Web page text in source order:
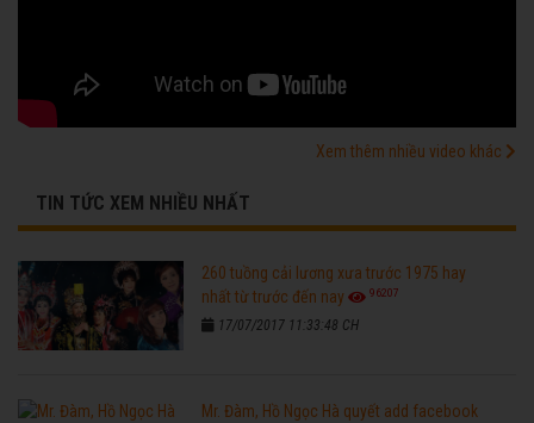
Xem thêm nhiều video khác
TIN TỨC XEM NHIỀU NHẤT
260 tuồng cải lương xưa trước 1975 hay
nhất từ trước đến nay
96207
17/07/2017 11:33:48 CH
Mr. Đàm, Hồ Ngọc Hà quyết add facebook